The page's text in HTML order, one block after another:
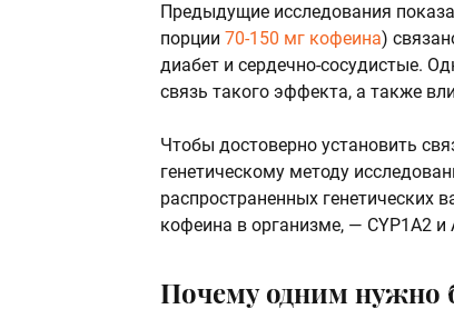
Предыдущие исследования
порции 70-150 мг кофеина)
диабет и сердечно-сосудистые.
связь такого эффекта, а также
Чтобы достоверно установить
генетическому методу
распространенных генетических
кофеина в организме, — CYP1A2 и
Почему одним нужно